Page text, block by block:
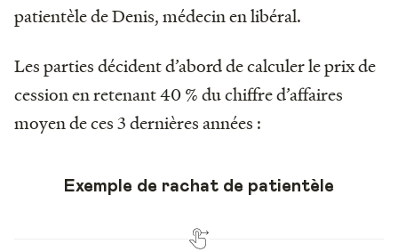
patientèle de Denis, médecin en libéral.
Les parties décident d’abord de calculer le prix de
cession en retenant 40 % du chiffre d’affaires
moyen de ces 3 dernières années :
Exemple de rachat de patientèle